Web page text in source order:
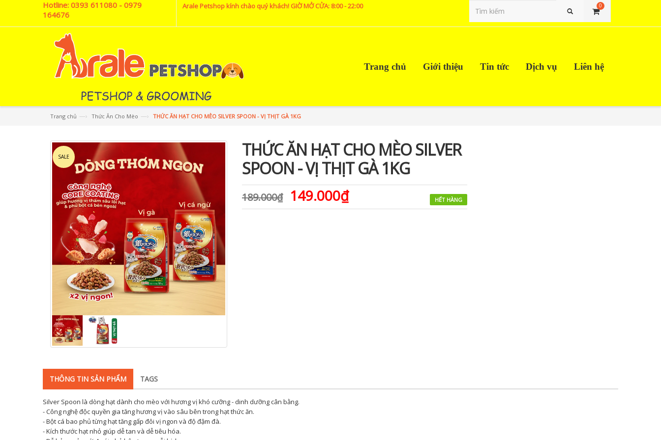
Hotline: 0393 611080 - 0979
164676
Arale Petshop kính chào quý khách! GIỜ MỞ CỬA: 8:00 - 22:00 0
Tìm kiếm
Trang chủ Giới thiệu Tin tức Dịch vụ Liên hệ
Trang chủ —› Thức Ăn Cho Mèo —› THỨC ĂN HẠT CHO MÈO SILVER SPOON - VỊ THỊT GÀ 1KG
SALE
THỨC ĂN HẠT CHO MÈO SILVER
SPOON - VỊ THỊT GÀ 1KG
HẾT HÀNG
189.000₫ 149.000₫
THÔNG TIN SẢN PHẨM TAGS
Silver Spoon là dòng hạt dành cho mèo với hương vị khó cưỡng - dinh dưỡng cân bằng.
- Công nghệ độc quyền gia tăng hương vị vào sâu bên trong hạt thức ăn.
- Bột cá bao phủ từng hạt tăng gấp đôi vị ngon và độ đậm đà.
- Kích thước hạt nhỏ giúp dễ tan và dễ tiêu hóa.